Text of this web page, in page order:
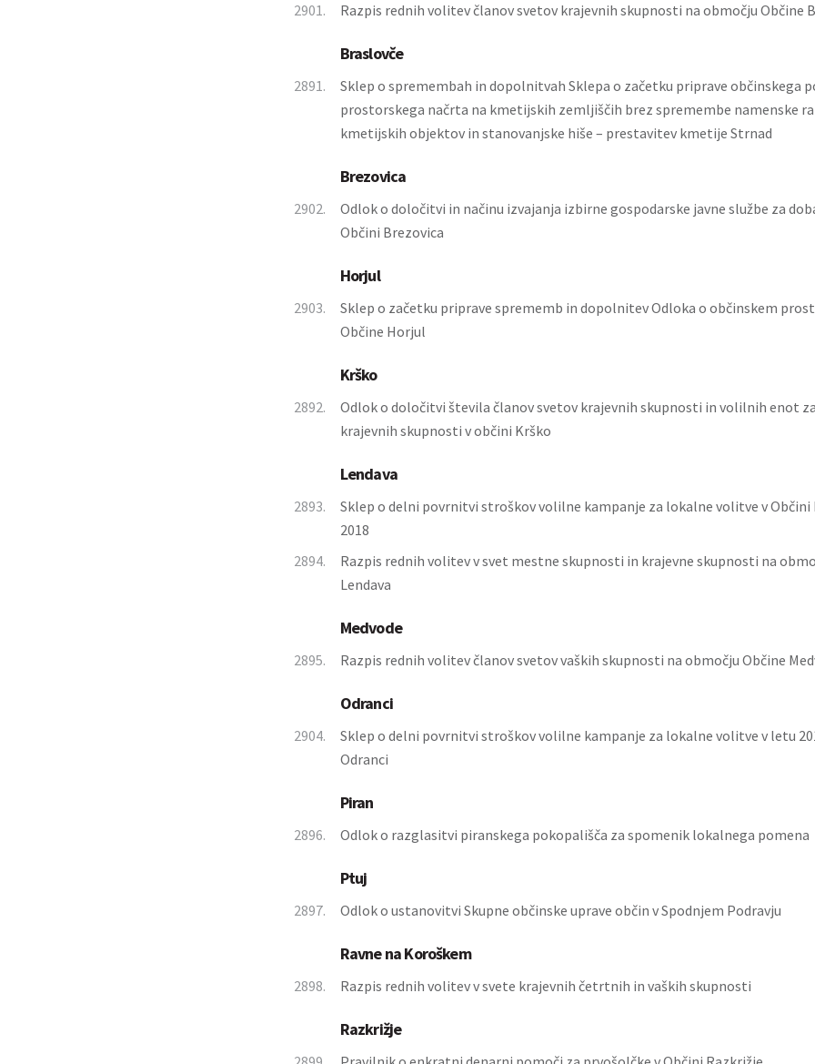
2901. Razpis rednih volitev članov svetov krajevnih skupnosti na območju Občine
Braslovče
2891.
Sklep o spremembah in dopolnitvah Sklepa o začetku priprave občinskega
prostorskega načrta na kmetijskih zemljiščih brez spremembe namenske
kmetijskih objektov in stanovanjske hiše – prestavitev kmetije Strnad
Brezovica
2902.
Odlok o določitvi in načinu izvajanja izbirne gospodarske javne službe za
Občini Brezovica
Horjul
2903.
Sklep o začetku priprave sprememb in dopolnitev Odloka o občinskem
Občine Horjul
Krško
2892.
Odlok o določitvi števila članov svetov krajevnih skupnosti in volilnih enot
krajevnih skupnosti v občini Krško
Lendava
2893.
Sklep o delni povrnitvi stroškov volilne kampanje za lokalne volitve v Občini
2018
2894.
Razpis rednih volitev v svet mestne skupnosti in krajevne skupnosti na
Lendava
Medvode
2895. Razpis rednih volitev članov svetov vaških skupnosti na območju Občine
Odranci
2904.
Sklep o delni povrnitvi stroškov volilne kampanje za lokalne volitve v letu
Odranci
Piran
2896. Odlok o razglasitvi piranskega pokopališča za spomenik lokalnega pomena
Ptuj
2897. Odlok o ustanovitvi Skupne občinske uprave občin v Spodnjem Podravju
Ravne na Koroškem
2898. Razpis rednih volitev v svete krajevnih četrtnih in vaških skupnosti
Razkrižje